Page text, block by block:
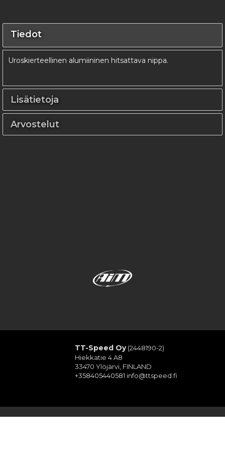
Tiedot
Uroskierteellinen alumiininen hitsattava nippa.
Lisätietoja
Arvostelut
TT-Speed Oy(2448190-2)
Hiekkatie 4 A8
33470 Ylöjärvi, FINLAND
+358405440581 info@ttspeed.fi